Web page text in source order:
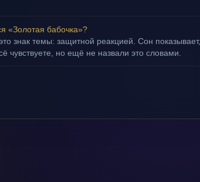
«Золотая бабочка»?
знак темы: защитной реакцией. Сон показывает,
чувствуете, но ещё не назвали это словами.